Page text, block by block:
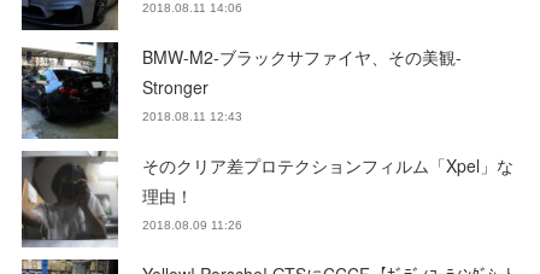
2018.08.11 14:06
BMW-M2-ブラックサファイヤ、その美観-
Stronger
2018.08.11 12:43
そのクリア差プロテクションフィルム「Xpel」な
理由！
2018.08.09 11:26